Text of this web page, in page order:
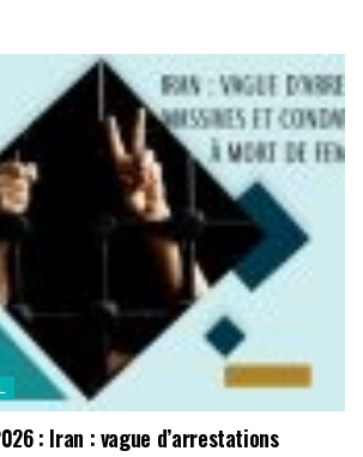
: Iran : vague d’arrestations